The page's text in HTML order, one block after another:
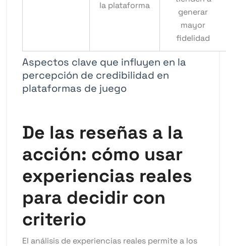
Aspectos clave que influyen en la
percepción de credibilidad en
plataformas de juego
la plataforma
generar
mayor
fidelidad
De las reseñas a la
acción: cómo usar
experiencias reales
para decidir con
criterio
El análisis de experiencias reales permite a los